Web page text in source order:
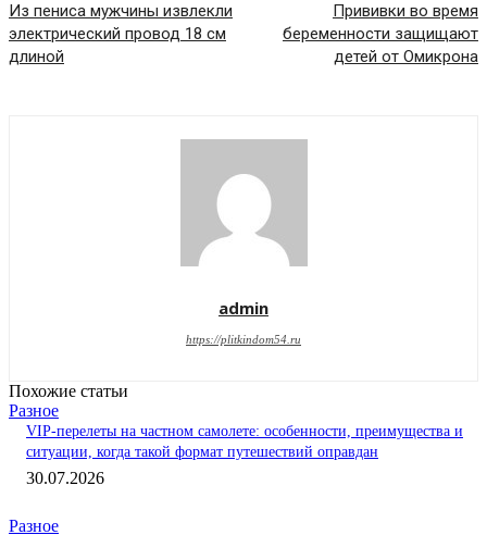
Из пениса мужчины извлекли
электрический провод 18 см
длиной
Прививки во время
беременности защищают
детей от Омикрона
admin
https://plitkindom54.ru
Похожие статьи
Разное
VIP-перелеты на частном самолете: особенности, преимущества и
ситуации, когда такой формат путешествий оправдан
30.07.2026
Разное